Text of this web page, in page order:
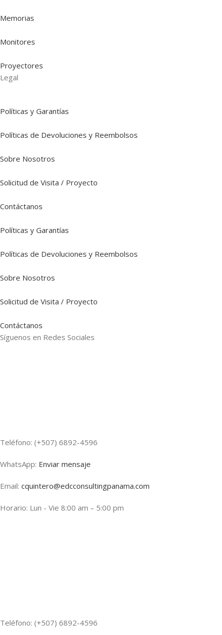
Memorias
Monitores
Proyectores
Legal
Políticas y Garantías
Políticas de Devoluciones y Reembolsos
Sobre Nosotros
Solicitud de Visita / Proyecto
Contáctanos
Políticas y Garantías
Políticas de Devoluciones y Reembolsos
Sobre Nosotros
Solicitud de Visita / Proyecto
Contáctanos
Síguenos en Redes Sociales
Teléfono: (+507) 6892-4596
WhatsApp: Enviar mensaje
Email: cquintero@edcconsultingpanama.com
Horario: Lun - Vie 8:00 am – 5:00 pm
Teléfono: (+507) 6892-4596